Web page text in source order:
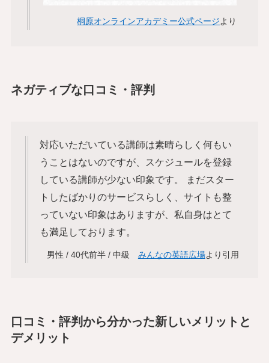
桐原オンラインアカデミー公式ページより
ネガティブな口コミ ・評判
対応いただいている講師は素晴らしく何もい
うことはないのですが、スケジュールを登録
している講師が少ない印象です。 まだスター
トしたばかりのサービスらしく、サイトも整
っていない印象はありますが、私自身はとて
も満足しております。
男性 / 40代前半 / 中級 みんなの英語広場より引用
口コミ・評判から分かった新しいメリットと
デメリット